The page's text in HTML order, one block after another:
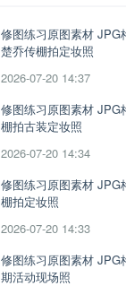
修图练习原图素材 JPG
楚乔传棚拍定妆照
2026-07-20 14:37
修图练习原图素材 JPG
棚拍古装定妆照
2026-07-20 14:34
修图练习原图素材 JPG
棚拍定妆照
2026-07-20 14:33
修图练习原图素材 JPG
期活动现场照